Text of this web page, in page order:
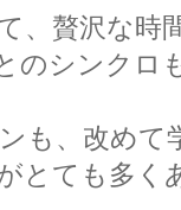
、贅沢な時
のシンクロ
も、改めて
とても多く